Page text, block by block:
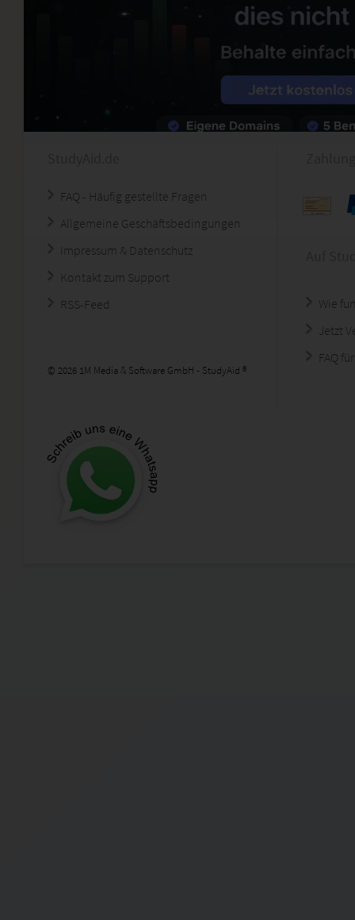
FAQ - Häufig gestellte Fragen
Allgemeine Geschäftsbedingungen
Impressum & Datenschutz
Kontakt zum Support
RSS-Feed
© 2026 1M Media & Software GmbH - StudyAid ®
Wie
Jetzt
FAQ